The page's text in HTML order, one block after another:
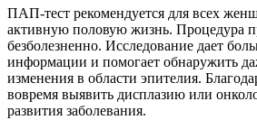
ПАП-тест рекомендуется для всех
активную половую жизнь. Процедура
безболезненно. Исследование дает
информации и помогает обнаружить
изменения в области эпителия.
вовремя выявить дисплазию или
развития заболевания.